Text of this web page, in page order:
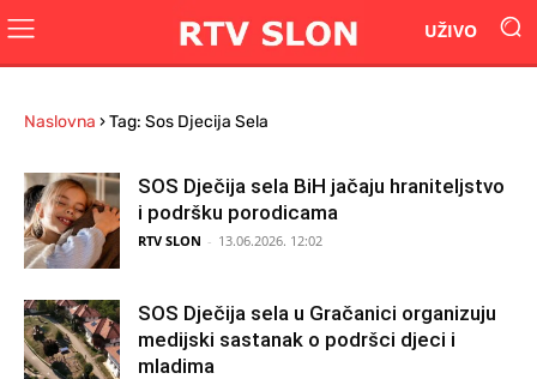
UŽIVO
Naslovna ›Tag: Sos Djecija Sela
SOS Dječija sela BiH jačaju hraniteljstvo
i podršku porodicama
RTV SLON - 13.06.2026. 12:02
SOS Dječija sela u Gračanici organizuju
medijski sastanak o podršci djeci i
mladima